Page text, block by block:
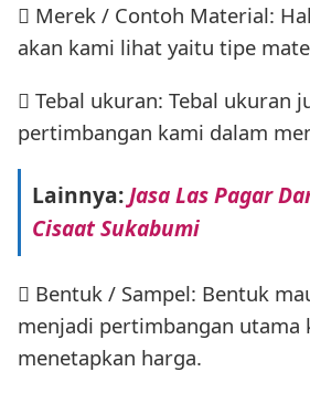
 Merek / Contoh Material:
akan kami lihat yaitu tipe
 Tebal ukuran: Tebal ukuran
pertimbangan kami dalam
Lainnya:Jasa Las Pagar
Cisaat Sukabumi
 Bentuk / Sampel: Bentuk
menjadi pertimbangan utama
menetapkan harga.